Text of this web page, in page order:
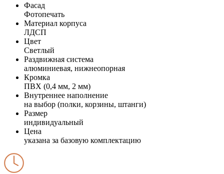
Фасад
Фотопечать
Материал корпуса
ЛДСП
Цвет
Светлый
Раздвижная система
алюминиевая, нижнеопорная
Кромка
ПВХ (0,4 мм, 2 мм)
Внутреннее наполнение
на выбор (полки, корзины, штанги)
Размер
индивидуальный
Цена
указана за базовую комплектацию